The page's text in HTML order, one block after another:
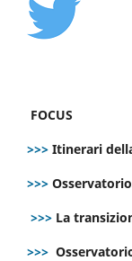
FOCUS
>>> Itinerari
>>>
>>> La
>>>